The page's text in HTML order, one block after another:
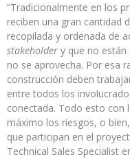
“Tradicionalmente en los
reciben una gran cantidad
recopilada y ordenada de
stakeholder y que no están
no se aprovecha. Por esa
construcción deben
entre todos los
conectada. Todo esto con
máximo los riesgos, o
que participan en el
Technical Sales Specialist